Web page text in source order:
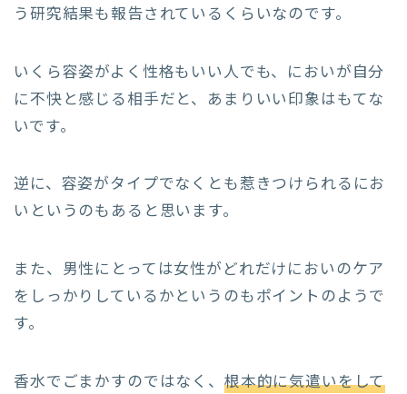
う研究結果も報告されているくらいなのです。
いくら容姿がよく性格もいい人でも、においが自分
に不快と感じる相手だと、あまりいい印象はもてな
いです。
逆に、容姿がタイプでなくとも惹きつけられるにお
いというのもあると思います。
また、男性にとっては女性がどれだけにおいのケア
をしっかりしているかというのもポイントのようで
す。
香水でごまかすのではなく、 根本的に気遣いをして